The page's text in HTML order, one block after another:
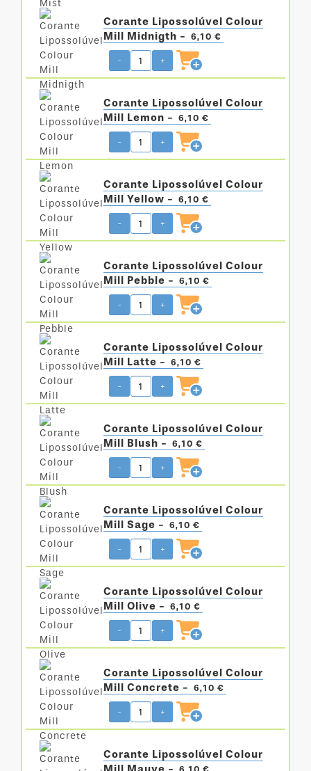
Corante Lipossolúvel Colour
Mill Midnigth -
6,10 €
- +
Corante Lipossolúvel Colour
Mill Lemon -
6,10 €
- +
Corante Lipossolúvel Colour
Mill Yellow -
6,10 €
- +
Corante Lipossolúvel Colour
Mill Pebble -
6,10 €
- +
Corante Lipossolúvel Colour
Mill Latte -
6,10 €
- +
Corante Lipossolúvel Colour
Mill Blush -
6,10 €
- +
Corante Lipossolúvel Colour
Mill Sage -
6,10 €
- +
Corante Lipossolúvel Colour
Mill Olive -
6,10 €
- +
Corante Lipossolúvel Colour
Mill Concrete -
6,10 €
- +
Corante Lipossolúvel Colour